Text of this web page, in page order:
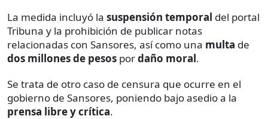
La medida incluyó la suspensión temporal del portal
Tribuna y la prohibición de publicar notas
relacionadas con Sansores, así como una multa de
dos millones de pesos pordaño moral.
Se trata de otro caso de censura que ocurre en el
gobierno de Sansores, poniendo bajo asedio a la
prensa libre y crítica.